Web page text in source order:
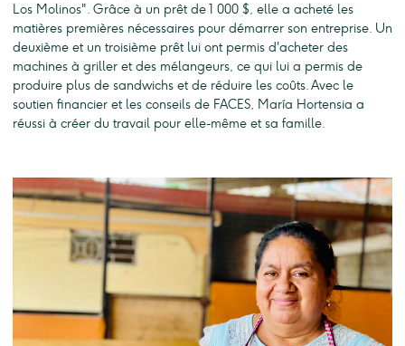
Los Molinos". Grâce à un prêt de 1 000 $, elle a acheté les
matières premières nécessaires pour démarrer son entreprise. Un
deuxième et un troisième prêt lui ont permis d'acheter des
machines à griller et des mélangeurs, ce qui lui a permis de
produire plus de sandwichs et de réduire les coûts. Avec le
soutien financier et les conseils de FACES, María Hortensia a
réussi à créer du travail pour elle-même et sa famille.